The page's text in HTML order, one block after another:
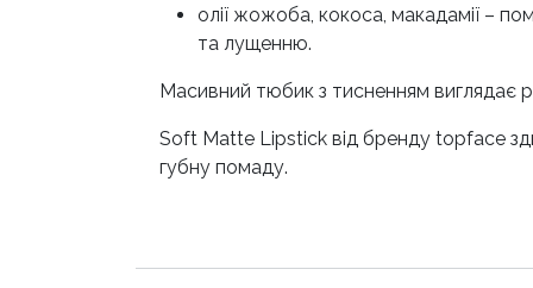
олії жожоба, кокоса, макадамії –
та лущенню.
Масивний тюбик з тисненням виглядає
Soft Matte Lipstick від бренду topface
губну помаду.